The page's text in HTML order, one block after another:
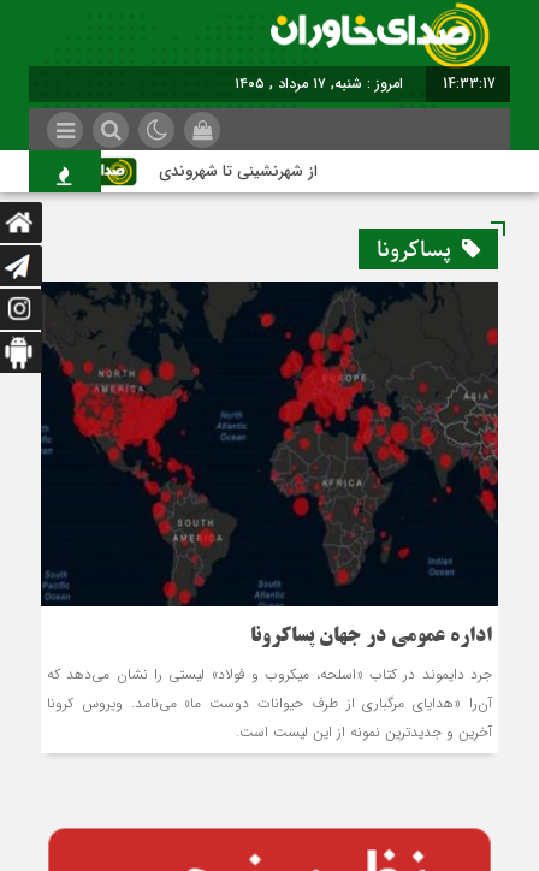
14:33:18 برابر با :
از شهرنشینی تا شهروندی
پساکرونا
اداره عمومی در جهان پساکرونا
جرد دایموند در کتاب «اسلحه، میکروب و فولاد» لیستی را نشان می‌دهد که
آن‌را «هدایای مرگباری از طرف حیوانات دوست ما» می‌نامد. ویروس کرونا
آخرین و جدیدترین نمونه از این لیست است.